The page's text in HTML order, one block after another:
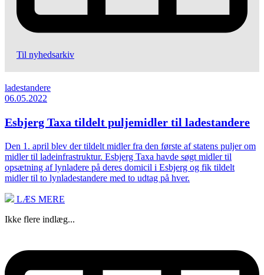
Til nyhedsarkiv
ladestandere
06.05.2022
Esbjerg Taxa tildelt puljemidler til ladestandere
Den 1. april blev der tildelt midler fra den første af statens puljer om
midler til ladeinfrastruktur. Esbjerg Taxa havde søgt midler til
opsætning af lynladere på deres domicil i Esbjerg og fik tildelt
midler til to lynladestandere med to udtag på hver.
LÆS MERE
Ikke flere indlæg...